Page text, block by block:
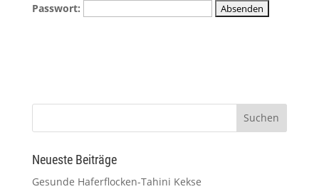
Passwort:
Neueste Beiträge
Gesunde Haferflocken-Tahini Kekse